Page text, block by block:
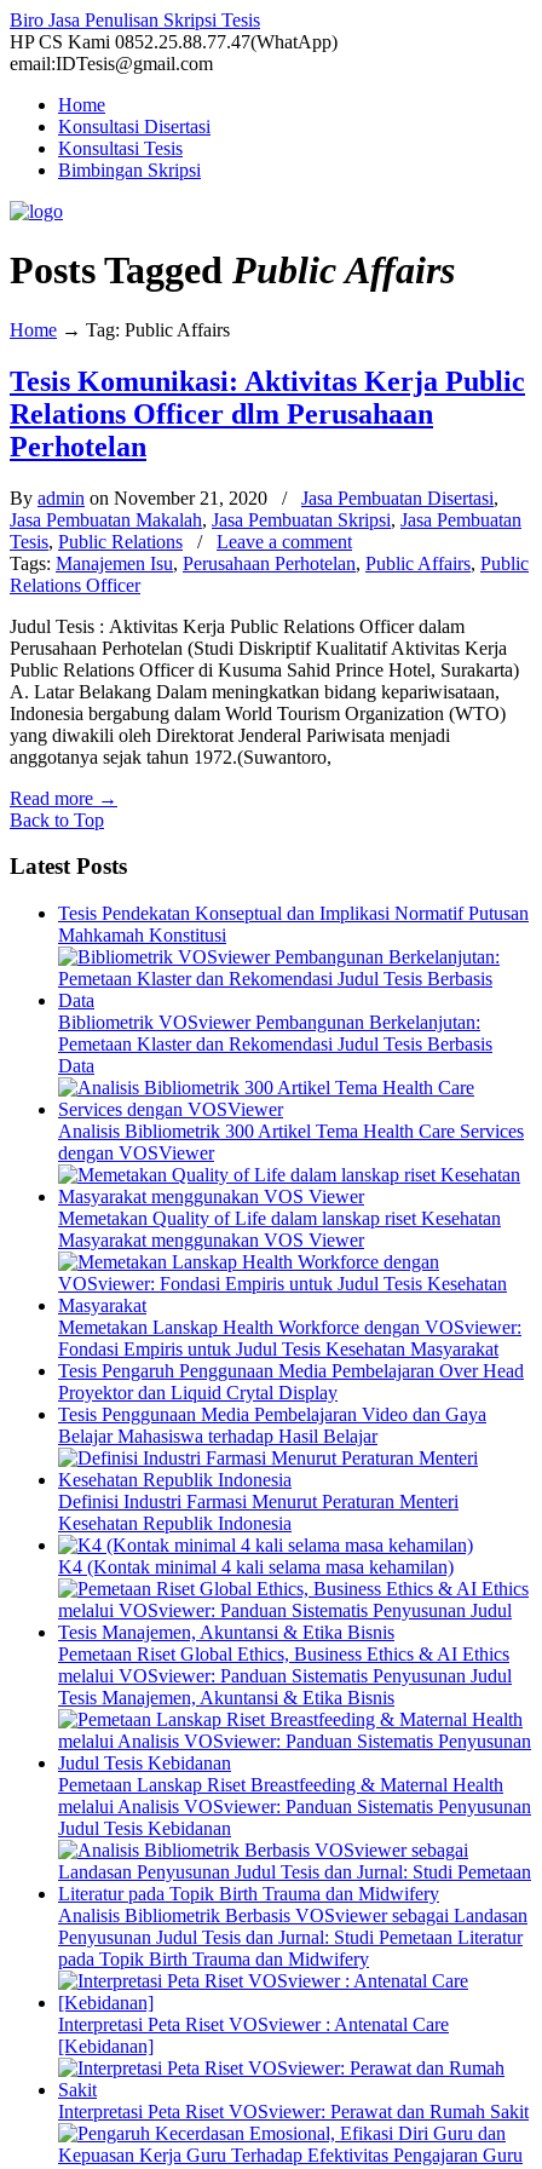
Biro Jasa Penulisan Skripsi Tesis
HP CS Kami 0852.25.88.77.47(WhatApp)
email:IDTesis@gmail.com
Home
Konsultasi Disertasi
Konsultasi Tesis
Bimbingan Skripsi
Posts Tagged Public Affairs
Home → Tag: Public Affairs
Tesis Komunikasi: Aktivitas Kerja Public
Relations Officer dlm Perusahaan
Perhotelan
By admin on November 21, 2020 / Jasa Pembuatan Disertasi,
Jasa Pembuatan Makalah, Jasa Pembuatan Skripsi, Jasa Pembuatan
Tesis, Public Relations / Leave a comment
Tags: Manajemen Isu, Perusahaan Perhotelan, Public Affairs, Public
Relations Officer
Judul Tesis : Aktivitas Kerja Public Relations Officer dalam
Perusahaan Perhotelan (Studi Diskriptif Kualitatif Aktivitas Kerja
Public Relations Officer di Kusuma Sahid Prince Hotel, Surakarta)
A. Latar Belakang Dalam meningkatkan bidang kepariwisataan,
Indonesia bergabung dalam World Tourism Organization (WTO)
yang diwakili oleh Direktorat Jenderal Pariwisata menjadi
anggotanya sejak tahun 1972.(Suwantoro,
Read more →
Back to Top
Latest Posts
Tesis Pendekatan Konseptual dan Implikasi Normatif Putusan
Mahkamah Konstitusi
Bibliometrik VOSviewer Pembangunan Berkelanjutan:
Pemetaan Klaster dan Rekomendasi Judul Tesis Berbasis
Data
Analisis Bibliometrik 300 Artikel Tema Health Care Services
dengan VOSViewer
Memetakan Quality of Life dalam lanskap riset Kesehatan
Masyarakat menggunakan VOS Viewer
Memetakan Lanskap Health Workforce dengan VOSviewer:
Fondasi Empiris untuk Judul Tesis Kesehatan Masyarakat
Tesis Pengaruh Penggunaan Media Pembelajaran Over Head
Proyektor dan Liquid Crytal Display
Tesis Penggunaan Media Pembelajaran Video dan Gaya
Belajar Mahasiswa terhadap Hasil Belajar
Definisi Industri Farmasi Menurut Peraturan Menteri
Kesehatan Republik Indonesia
K4 (Kontak minimal 4 kali selama masa kehamilan)
Pemetaan Riset Global Ethics, Business Ethics & AI Ethics
melalui VOSviewer: Panduan Sistematis Penyusunan Judul
Tesis Manajemen, Akuntansi & Etika Bisnis
Pemetaan Lanskap Riset Breastfeeding & Maternal Health
melalui Analisis VOSviewer: Panduan Sistematis Penyusunan
Judul Tesis Kebidanan
Analisis Bibliometrik Berbasis VOSviewer sebagai Landasan
Penyusunan Judul Tesis dan Jurnal: Studi Pemetaan Literatur
pada Topik Birth Trauma dan Midwifery
Interpretasi Peta Riset VOSviewer : Antenatal Care
[Kebidanan]
Interpretasi Peta Riset VOSviewer: Perawat dan Rumah Sakit